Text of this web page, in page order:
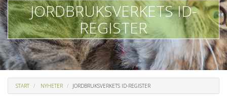
JORDBRUKSVERKETS ID-
REGISTER
START NYHETER JORDBRUKSVERKETS ID-REGISTER